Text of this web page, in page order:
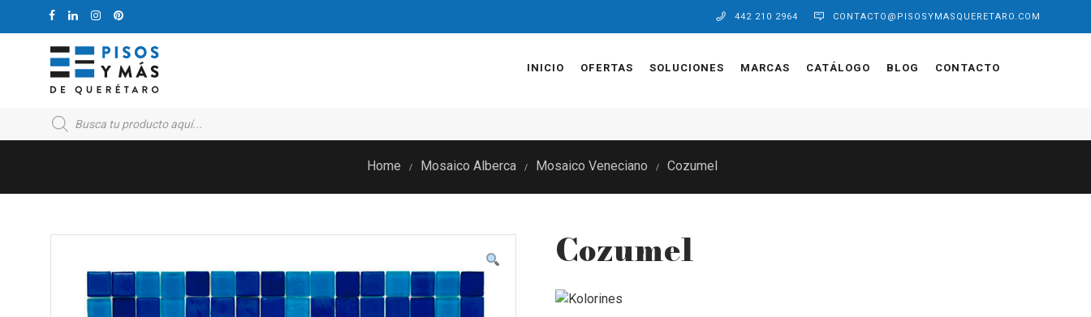
442 210 2964 CONTACTO@PISOSYMASQUERETARO.COM
INICIO OFERTAS SOLUCIONES MARCAS CATÁLOGO BLOG CONTACTO
Products
search
Home / Mosaico Alberca / Mosaico Veneciano / Cozumel
Cozumel